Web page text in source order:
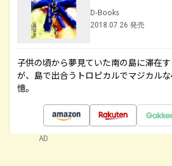
D-Books
2018.07.26 発売
子供の頃から夢見ていた南の島に滞在
が、島で出合うトロピカルでマジカル
憶。
AD